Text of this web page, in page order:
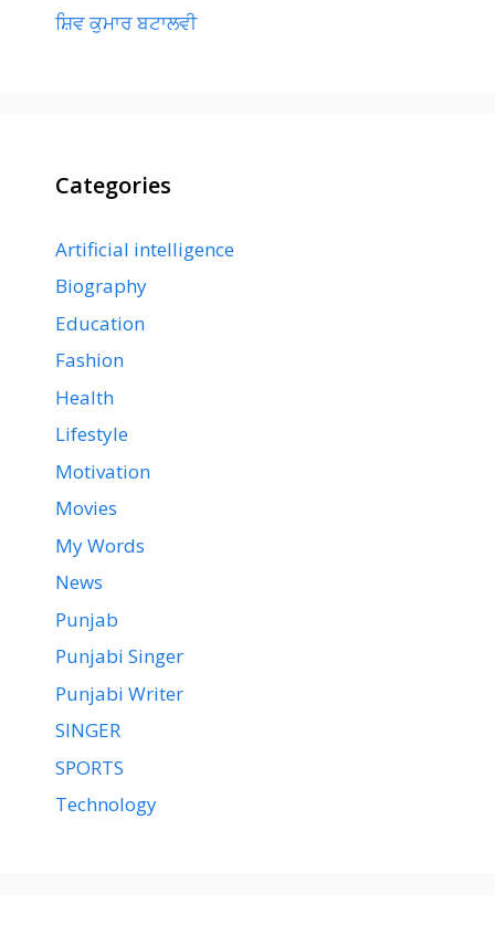
ਸ਼ਿਵ ਕੁਮਾਰ ਬਟਾਲਵੀ
Categories
Artificial intelligence
Biography
Education
Fashion
Health
Lifestyle
Motivation
Movies
My Words
News
Punjab
Punjabi Singer
Punjabi Writer
SINGER
SPORTS
Technology